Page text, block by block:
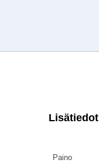
Lisätiedot
Paino